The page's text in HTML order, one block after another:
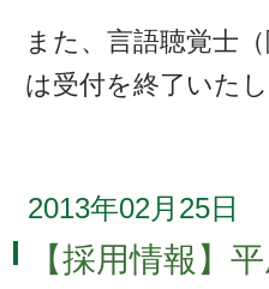
また、言語聴覚士
は受付を終了いた
2013年02月25日
【採用情報】